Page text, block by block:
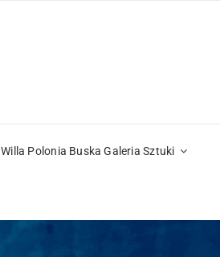
Willa Polonia Buska Galeria Sztuki